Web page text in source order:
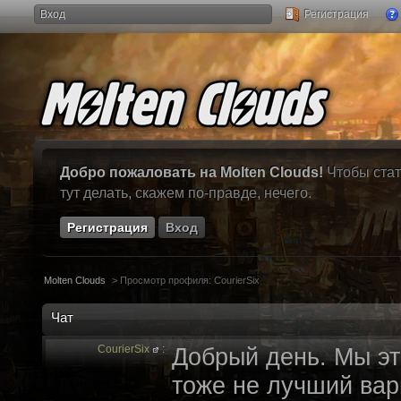
Вход Регистрация
Добро пожаловать на Molten Clouds! Чтобы
тут делать, скажем по-правде, нечего.
Регистрация Вход
Molten Clouds > Просмотр профиля: CourierSix
Чат
CourierSix : Добрый день. Мы
тоже не лучший